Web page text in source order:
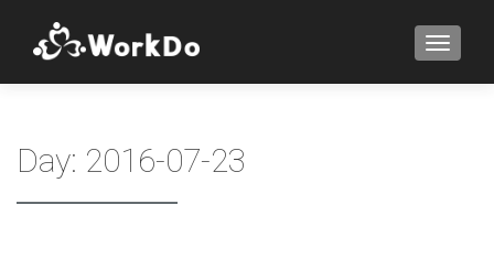
Day: 2016-07-23